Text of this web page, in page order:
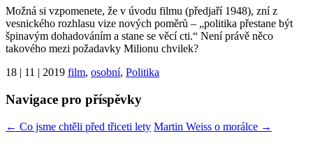
Možná si vzpomenete, že v úvodu filmu (předjaří 1948), zní z
vesnického rozhlasu vize nových poměrů – „politika přestane být
špinavým dohadováním a stane se věcí cti.“ Není právě něco
takového mezi požadavky Milionu chvilek?
18 | 11 | 2019 film, osobní, Politika
Navigace pro příspěvky
← Co jsme chtěli před třiceti lety Martin Weiss o morálce →